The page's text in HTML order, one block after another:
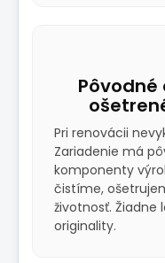
Pri renovácii
Zariadenie má
komponenty
čistíme,
životnosť. Žiadne
originality.